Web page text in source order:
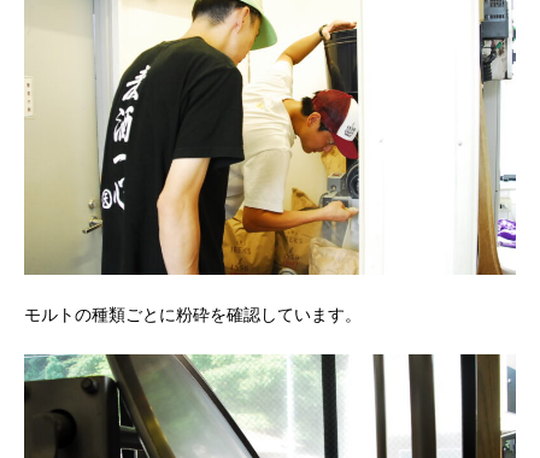
モルトの種類ごとに粉砕を確認しています。